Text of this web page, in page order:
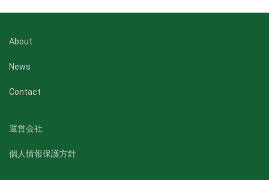
About
News
Contact
運営会社
個人情報保護方針